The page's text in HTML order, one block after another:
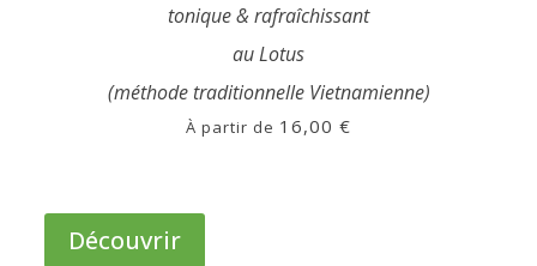
tonique & rafraîchissant
au Lotus
(méthode traditionnelle Vietnamienne)
À partir de 16,00 €
Découvrir